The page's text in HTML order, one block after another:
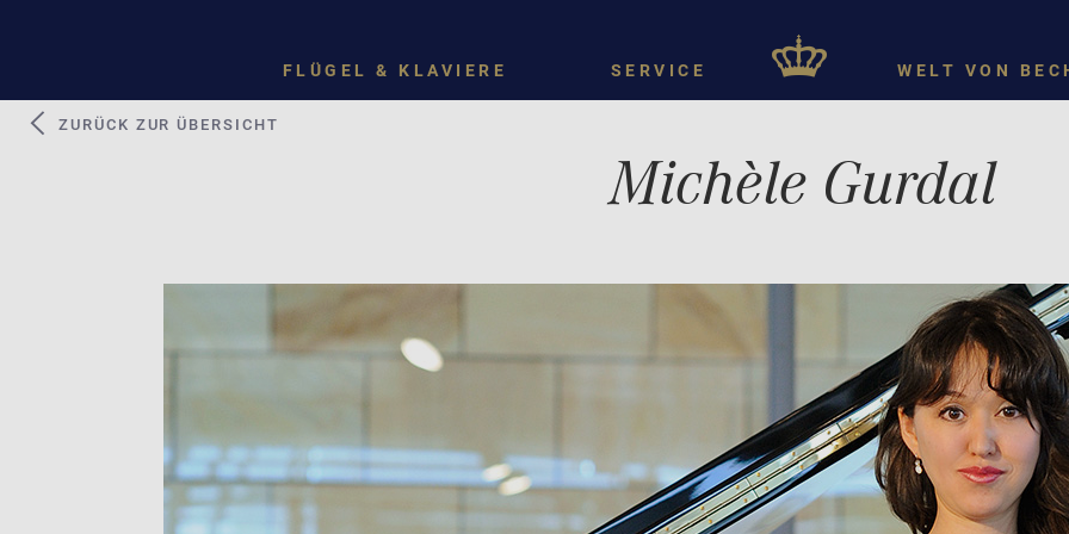
FLÜGEL & KLAVIERE SERVICE WELT VON
Michèle Gurdal
ZURÜCK ZUR ÜBERSICHT